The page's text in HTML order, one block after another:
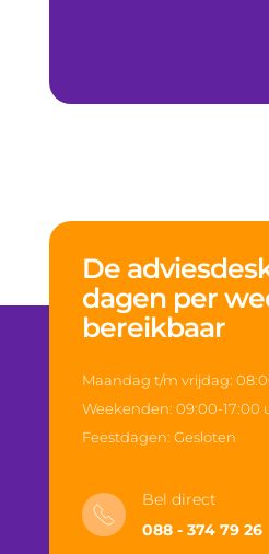
De
dagen per
bereikbaar
Maandag t/m vrijdag:
Weekenden: 09:00-17:00
Feestdagen: Gesloten
Bel direct
088 - 374 79 26